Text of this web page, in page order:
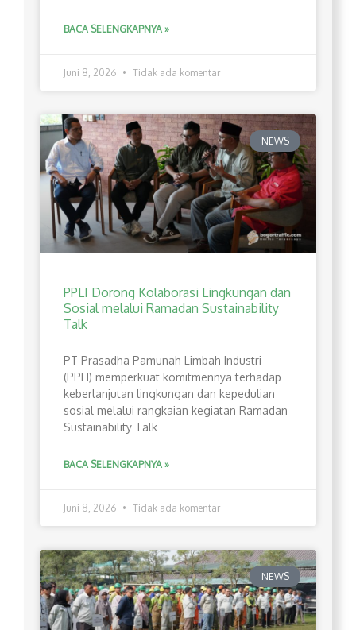
BACA SELENGKAPNYA »
Juni 8, 2026 Tidak ada komentar
NEWS
PPLI Dorong Kolaborasi Lingkungan dan
Sosial melalui Ramadan Sustainability
Talk
PT Prasadha Pamunah Limbah Industri
(PPLI) memperkuat komitmennya terhadap
keberlanjutan lingkungan dan kepedulian
sosial melalui rangkaian kegiatan Ramadan
Sustainability Talk
BACA SELENGKAPNYA »
Juni 8, 2026 Tidak ada komentar
NEWS